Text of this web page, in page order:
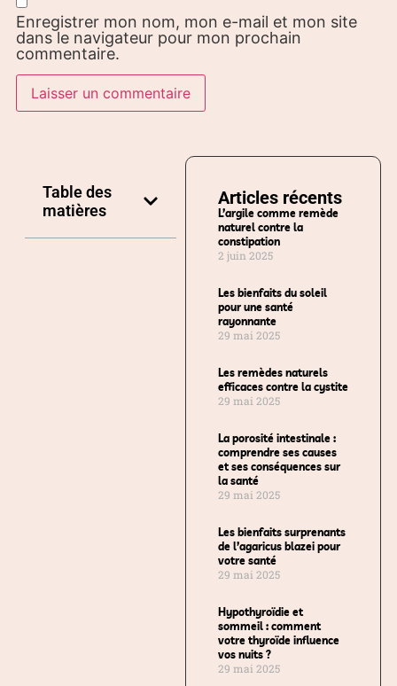
Enregistrer mon nom, mon e-mail et mon site
dans le navigateur pour mon prochain
commentaire.
Table des
matières
Articles récents
L’argile comme remède
naturel contre la
constipation
2 juin 2025
Les bienfaits du soleil
pour une santé
rayonnante
29 mai 2025
Les remèdes naturels
efficaces contre la cystite
29 mai 2025
La porosité intestinale :
comprendre ses causes
et ses conséquences sur
la santé
29 mai 2025
Les bienfaits surprenants
de l’agaricus blazei pour
votre santé
29 mai 2025
Hypothyroïdie et
sommeil : comment
votre thyroïde influence
vos nuits ?
29 mai 2025